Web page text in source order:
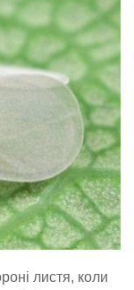
листя, коли